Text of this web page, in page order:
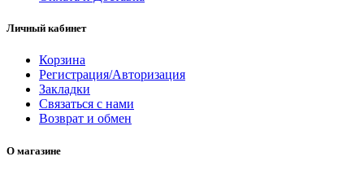
Личный кабинет
Корзина
Регистрация/Авторизация
Закладки
Связаться с нами
Возврат и обмен
О магазине